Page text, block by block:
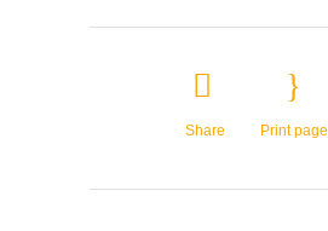
Share Print page